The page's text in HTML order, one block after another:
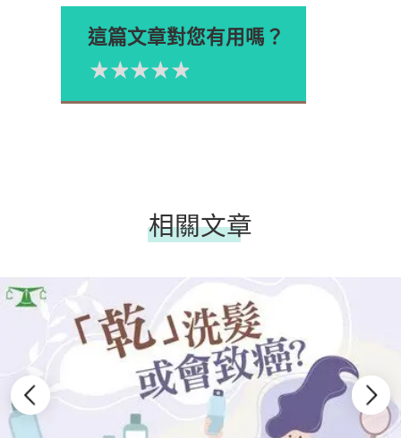
這篇文章對您有用嗎？
Please rate
4星
3星
2星
1星
相關文章